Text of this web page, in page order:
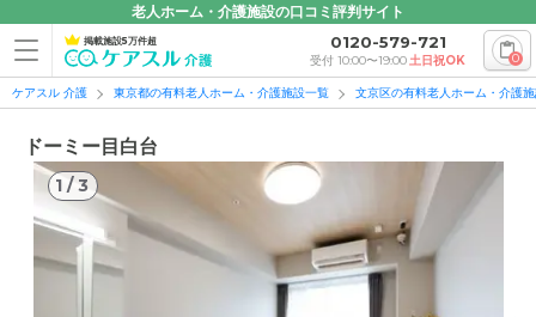
老人ホーム・介護施設の口コミ評判サイト
掲載施設5万件超 0120-579-721
受付 10:00〜19:00土日祝OK 0
ケアスル 介護 東京都の有料老人ホーム・介護施設一覧 文京区の有料老人ホーム・介護
ドーミー目白台
1 /3
1/3